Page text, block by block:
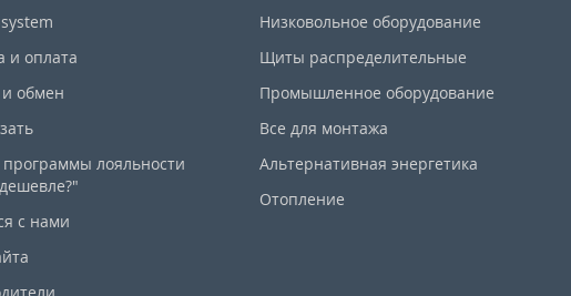
и оплата
обмен
лояльности
с нами
Низковольное оборудование
Щиты распределительные
Промышленное оборудование
Все для монтажа
Альтернативная энергетика
Отопление